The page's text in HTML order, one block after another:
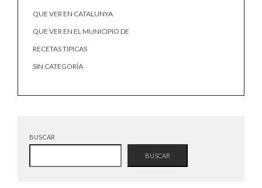
QUE VER EN CATALUNYA
QUE VER EN EL MUNICIPIO DE
RECETAS TIPICAS
SIN CATEGORÍA
BUSCAR
BUSCAR